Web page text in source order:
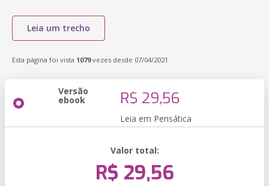
Leia um trecho
Esta página foi vista 1079vezes desde 07/04/2021
Versão
ebook R$ 29,56
Leia em Pensática
Valor total:
R$ 29,56